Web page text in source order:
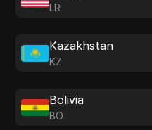
LR
Kazakhstan
KZ
Bolivia
BO